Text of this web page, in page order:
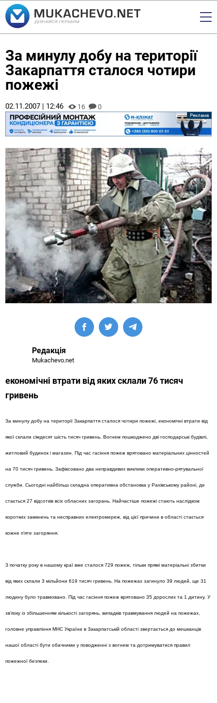
За минулу добу на території
Закарпаття сталося чотири
пожежі
02.11.2007 | 12:46 16 0
Редакція
Mukachevo.net
економічні втрати від яких склали 76 тисяч
гривень
За минулу добу на території Закарпаття сталося чотири пожежі, економічні втрати від
якої склали сімдесят шість тисяч гривень. Вогнем пошкоджено дві господарські будівлі,
житловий будинок і магазин. Під час гасіння пожеж врятовано матеріальних цінностей
на 70 тисяч гривень. Зафіксовано два неправдивих виклики оперативно-рятувальної
служби. Сьогодні найбільш складна оперативна обстановка у Рахівському районі, де
стається 27 відсотків всіх обласних загорань. Найчастіше пожежі стають наслідком
коротких замкнень та несправних електромереж, від цієї причини в області стається
кожне п’яте загоряння.
З початку року в нашому краї вже сталося 729 пожеж, тільки прямі матеріальні збитки
від яких склали 3 мільйони 619 тисяч гривень. На пожежах загинуло 39 людей, ще 31
людину було травмовано. Під час гасіння пожеж врятовано 35 дорослих та 1 дитину. У
зв’язку із збільшенням кількості загорянь, випадків травмування людей на пожежах,
головне управління МНС України в Закарпатській області звертається до мешканців
нашої області бути обачними у поводженні з вогнем та дотримуватися правил
пожежної безпеки.